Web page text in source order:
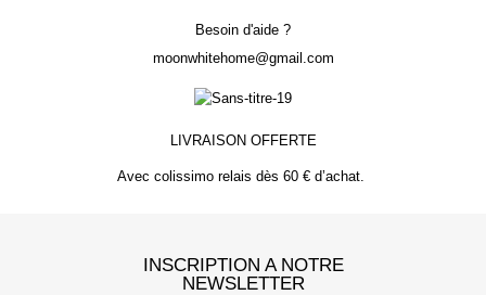
Besoin d'aide ?
moonwhitehome@gmail.com
LIVRAISON OFFERTE
Avec colissimo relais dès 60 € d’achat.
INSCRIPTION A NOTRE
NEWSLETTER